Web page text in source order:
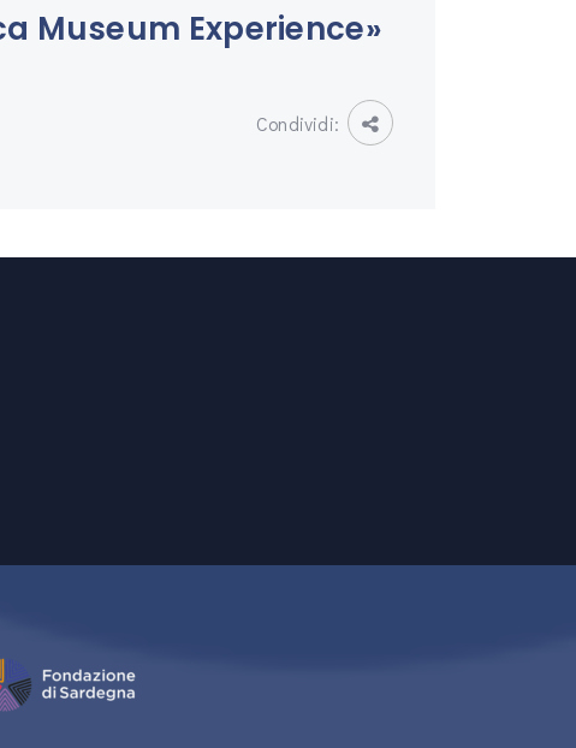
Museum Experience»
Condividi: